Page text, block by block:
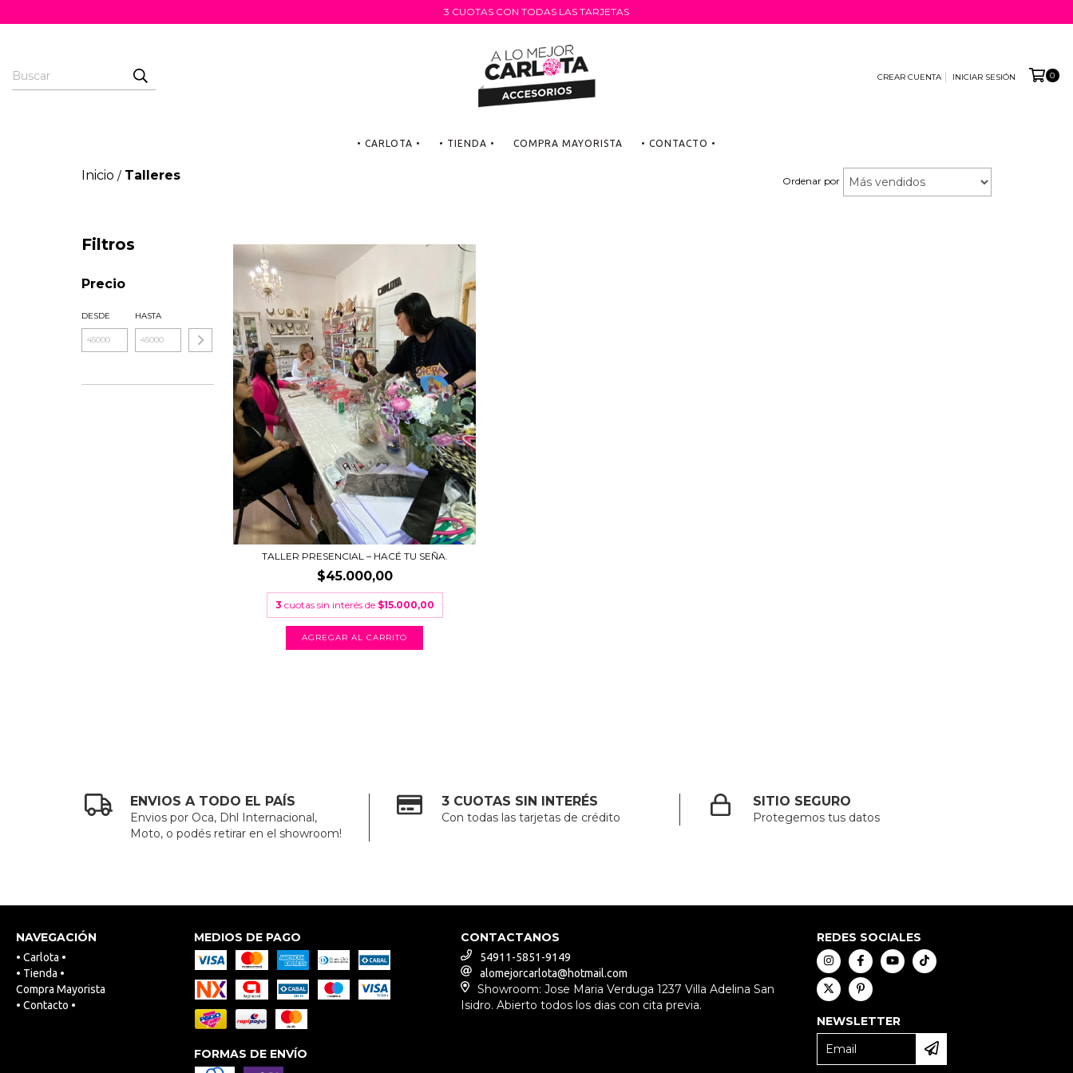
3 CUOTAS CON TODAS LAS TARJETAS
CREAR CUENTA INICIAR SESIÓN 0
• CARLOTA • • TIENDA • COMPRA MAYORISTA • CONTACTO •
Inicio / Talleres Ordenar por
Filtros
Precio
DESDE HASTA
TALLER PRESENCIAL – HACÉ TU SEÑA.
$45.000,00
3 cuotas sin interés de $15.000,00
ENVIOS A TODO EL PAÍS
Envios por Oca, Dhl Internacional,
Moto, o podés retirar en el showroom!
3 CUOTAS SIN INTERÉS
Con todas las tarjetas de crédito
SITIO SEGURO
Protegemos tus datos
NAVEGACIÓN
• Carlota •
• Tienda •
Compra Mayorista
• Contacto •
MEDIOS DE PAGO
FORMAS DE ENVÍO
CONTACTANOS
54911-5851-9149
alomejorcarlota@hotmail.com
Showroom: Jose Maria Verduga 1237 Villa Adelina San
Isidro. Abierto todos los dias con cita previa.
REDES SOCIALES
NEWSLETTER